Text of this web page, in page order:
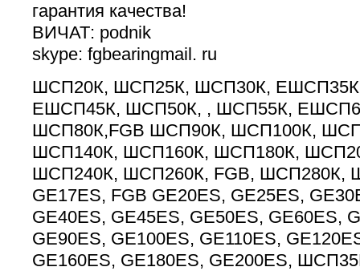
гарантия качества!
ВИЧАТ: podnik
skype: fgbearingmail. ru
ШСП20К, ШСП25К, ШСП30К,
ЕШСП45К, ШСП50К, , ШСП55К,
ШСП80К,FGB ШСП90К, ШСП100К,
ШСП140К, ШСП160К, ШСП180К,
ШСП240К, ШСП260К, FGB, ШСП280К,
GE17ES, FGB GE20ES, GE25ES,
GE40ES, GE45ES, GE50ES, GE60ES,
GE90ES, GE100ES, GE110ES,
GE160ES, GE180ES, GE200ES,